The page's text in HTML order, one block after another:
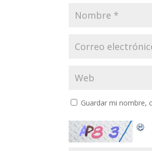
Guardar mi nombre,